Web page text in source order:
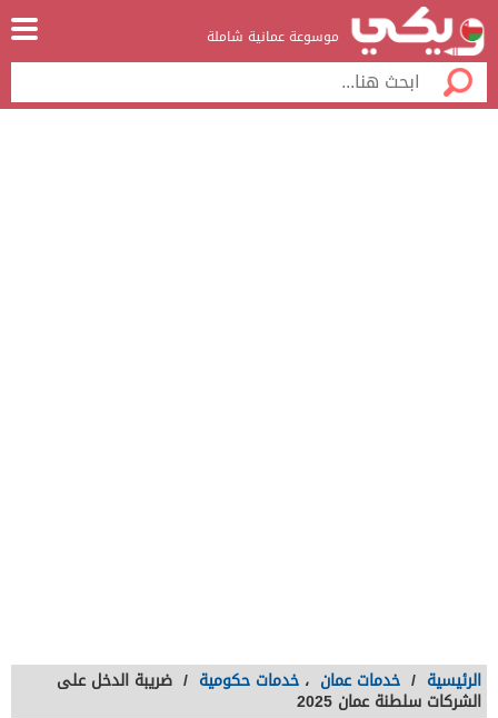
موسوعة عمانية شاملة
الرئيسية / خدمات عمان ، خدمات حكومية / ضريبة الدخل على
الشركات سلطنة عمان 2025